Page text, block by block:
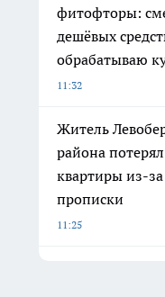
фитофторы:
дешёвых
обрабатываю
11:32
Житель
района
квартиры из-
прописки
11:25